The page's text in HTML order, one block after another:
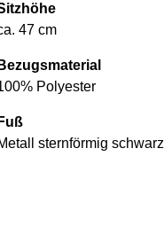
47 cm
Bezugsmaterial
Polyester
Fuß
sternförmig schwarz